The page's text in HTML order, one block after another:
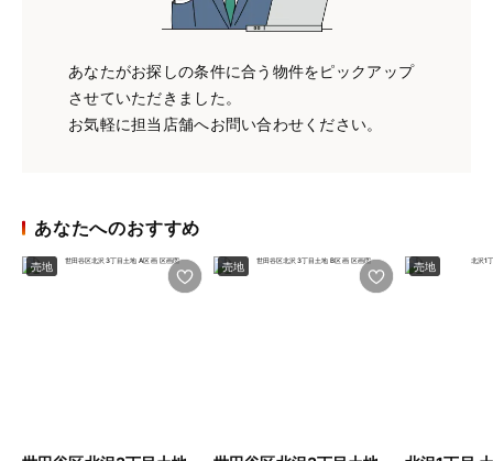
あなたがお探しの条件に合う物件をピックアップ
させていただきました。
お気軽に担当店舗へお問い合わせください。
あなたへのおすすめ
売地 売地 売地